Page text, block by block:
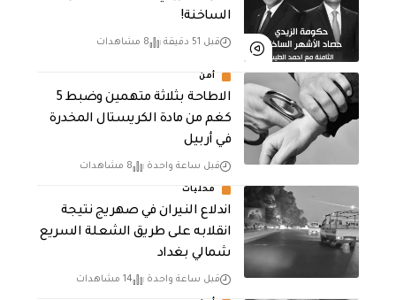
الساخنة!
قبل 51 دقيقة 8 مشاهدات
أمن
الاطاحة بثلاثة متهمين وضبط 5
كغم من مادة الكريستال المخدرة ​
في أربيل
قبل ساعة واحدة 8 مشاهدات
محليات
اندلاع النيران في صهريج نتيجة
انقلابه على طريق الشعلة السريع
شمالي بغداد
قبل ساعة واحدة 14 مشاهدات